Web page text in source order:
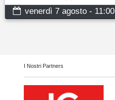
venerdì 7 agosto - 11:00
I Nostri Partners